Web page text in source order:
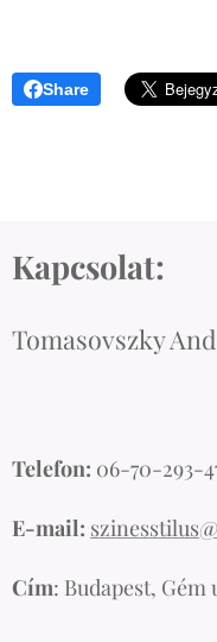
Share
Kapcsolat:
Tomasovszky
Telefon: 06-70-293-
E-mail:
Cím: Budapest, Gém